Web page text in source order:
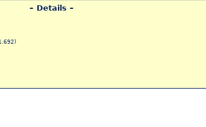
– Details –